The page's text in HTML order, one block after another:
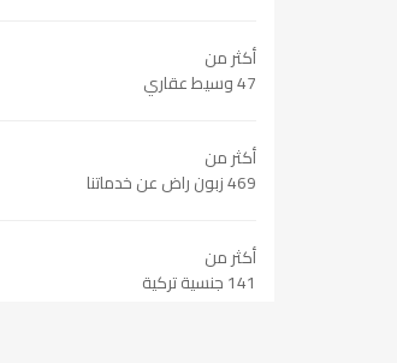
أكثر من
47 وسيط عقاري
أكثر من
469 زبون راض عن خدماتنا
أكثر من
141 جنسية تركية